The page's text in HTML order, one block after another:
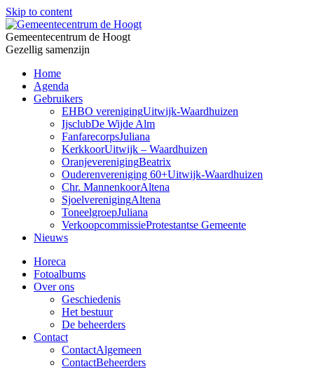
Skip to content
Gemeentecentrum de Hoogt
Gezellig samenzijn
Home
Agenda
Gebruikers
EHBO verenigingUitwijk-Waardhuizen
IjsclubDe Wijde Alm
FanfarecorpsJuliana
KerkkoorUitwijk – Waardhuizen
OranjeverenigingBeatrix
Ouderenvereniging 60+Uitwijk-Waardhuizen
Chr. MannenkoorAltena
SjoelverenigingAltena
ToneelgroepJuliana
VerkoopcommissieProtestantse Gemeente
Nieuws
Horeca
Fotoalbums
Over ons
Geschiedenis
Het bestuur
De beheerders
Contact
ContactAlgemeen
ContactBeheerders